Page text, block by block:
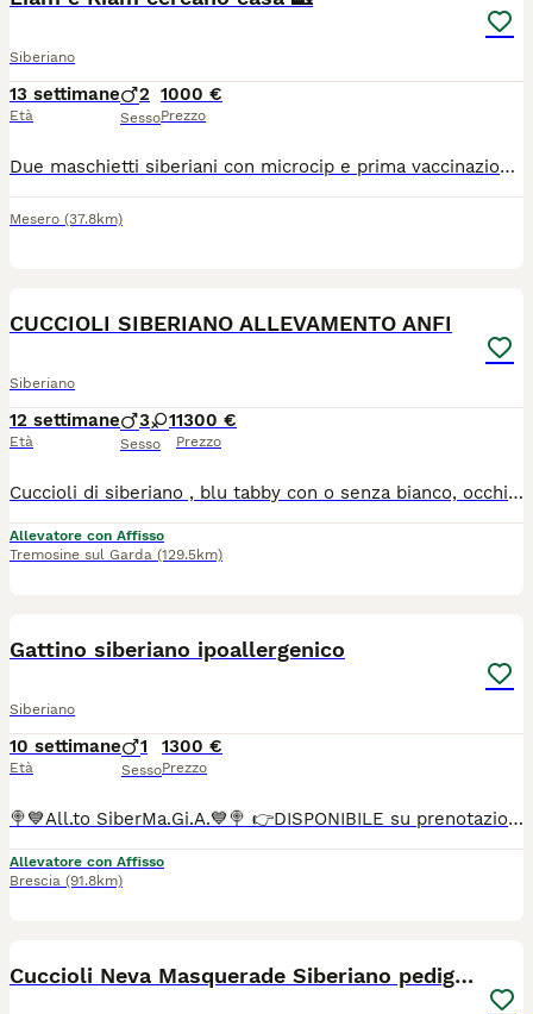
Siberiano
13 settimane
Età
2
Sesso
1000 €
Prezzo
Due maschietti siberiani con microcip e prima vaccinazione, nati il 1 maggio e cresciuti in mezzo ai bambini, cercano una nuova famiglia ...
Mesero (37.8km)
CUCCIOLI SIBERIANO ALLEVAMENTO ANFI
Siberiano
12 settimane
Età
3 1
Sesso
1300 €
Prezzo
Cuccioli di siberiano , blu tabby con o senza bianco, occhi verdi. test genetici dei genitori completi ,chip, vaccini completi, certificato di buona salute
Allevatore con Affisso
Tremosine sul Garda (129.5km)
Gattino siberiano ipoallergenico
Siberiano
10 settimane
Età
1
Sesso
1300 €
Prezzo
🍭💙All.to SiberMa.Gi.A.💙🍭 👉DISPONIBILE su prenotazione siberiano tradizionale!🌟🐱🌟 Maschio 🩵 ♥️Potranno lasciare l'allevamento dai 90 gg con: 📌Chip 📌Vaccini 📌Profilassi antielmintica completa 📌Snap giardia negativo 📌Coprologico per flottazione negativo 📌profilassi antiparassitaria in corso di validità 📌libretto sanitario 📌certificato di buona salute 📌pedigree RICONOSCIUTO DAL MINISTERO delle politiche agricole 📌copia degli esami Hcm, pkd, Pkdef dei genitori.♥️ 📌Assistenza all' inserimento in famiglia 📌 Assistenza alla nutrizione ♦️Abituati in contesto domestico e famigliare, abituati ai cani, altri gatti e bambini♦️
Allevatore con Affisso
Brescia (91.8km)
Cuccioli Neva Masquerade Siberiano pedigree Anfi